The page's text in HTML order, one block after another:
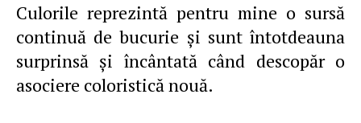
Culorile reprezintă pentru mine o sursă
continuă de bucurie şi sunt întotdeauna
surprinsă şi încântată când descopăr o
asociere coloristică nouă.